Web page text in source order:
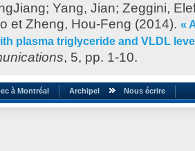
; Yang, Jian; Zeggini,
et Zheng, Hou-Feng (2014). «
plasma triglyceride and VLDL
, 5, pp. 1-10.
à Montréal Archipel Nous écrire